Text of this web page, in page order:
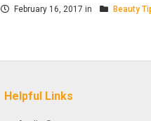
February 16, 2017 in Beauty
Helpful Links